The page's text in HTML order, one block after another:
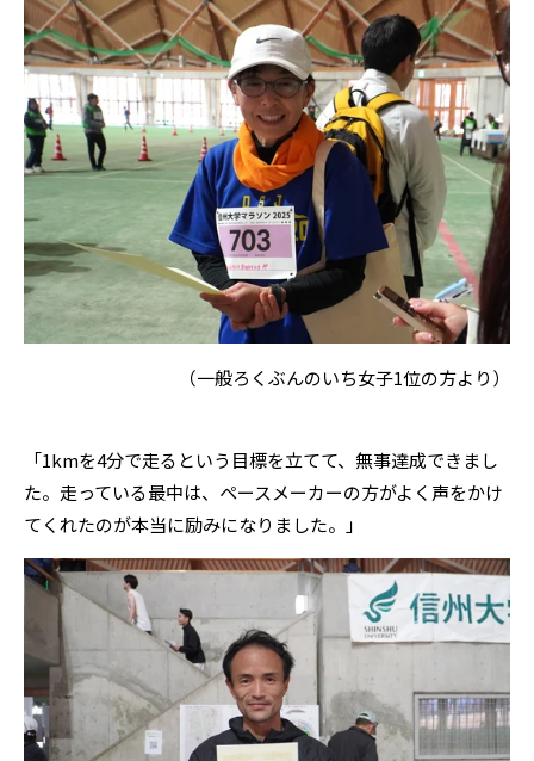
（一般ろくぶんのいち女子1位の方より）
「1kmを4分で走るという目標を立てて、無事達成できまし
た。走っている最中は、ペースメーカーの方がよく声をかけ
てくれたのが本当に励みになりました。」